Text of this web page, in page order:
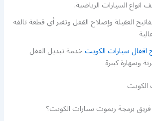
انواع السيارات الرياضية.
العقيلة وإصلاح القفل وتغير أي قطعة تالفه
اقفال سيارات الكويتخدمة تبديل القفل
وبمهارة كبيرة
برمجة ريموت سيارات الكويت؟